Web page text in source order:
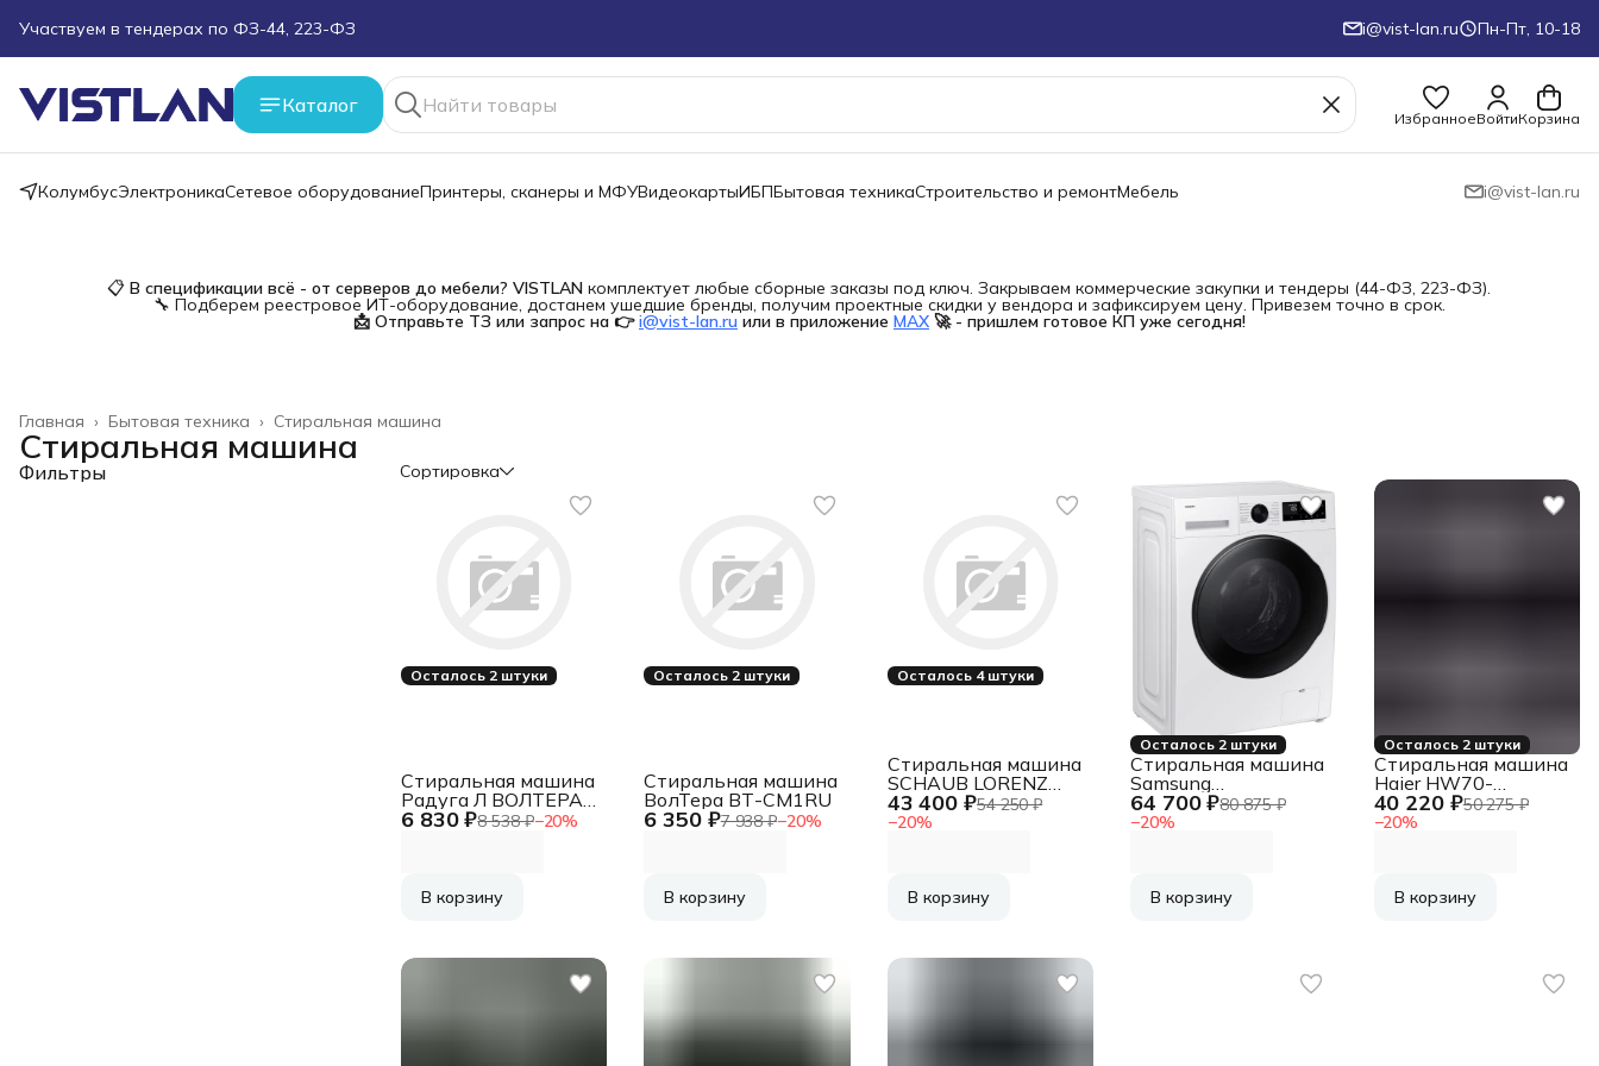
Поможем подобрать оборудование под ТЗ
Пуско-наладочные работы
Более 100 000 позиций в наличии и под заказ
i@vist-lan.ru Пн-Пт, 10-18
Каталог
ИзбранноеВойтиКорзина
КолумбусЭлектроникаСетевое оборудованиеПринтеры, сканеры и МФУВидеокартыИБПБытовая техникаСтроительство и ремонтМебель i@vist-lan.ru
📋В спецификации всё - от серверов до мебели? VISTLAN комплектует любые сборные заказы под ключ. Закрываем коммерческие закупки и тендеры (44-ФЗ, 223-ФЗ).
🔧 Подберем реестровое ИТ-оборудование, достанем ушедшие бренды, получим проектные скидки у вендора и зафиксируем цену. Привезем точно в срок.
📩 Отправьте ТЗ или запрос на 👉 i@vist-lan.ru или в приложение MAX 🚀 - пришлем готовое КП уже сегодня!
Стиральная машина
Бытовая техника ›
Главная ›
Стиральная машина
Фильтры Сортировка
Осталось 2 штуки
6 830 ₽8 538 ₽−20%
Стиральная машина
Радуга Л ВОЛТЕРА-
ВТСМ2RU
В корзину
Осталось 2 штуки
6 350 ₽7 938 ₽−20%
Стиральная машина
ВолТера ВТ-СМ1RU
В корзину
Осталось 4 штуки
43 400 ₽54 250 ₽
−20%
Стиральная машина
SCHAUB LORENZ
SLW FW6113 IS
В корзину
Осталось 2 штуки
64 700 ₽80 875 ₽
−20%
Стиральная машина
Samsung
WD90DG5G34BELP
загр.фронтальная
В корзину
Осталось 2 штуки
40 220 ₽50 275 ₽
−20%
Стиральная машина
Haier HW70-
BP12969DE
В корзину